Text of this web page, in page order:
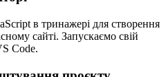
в тринажері для створення
сайті. Запускаємо свій
Code.